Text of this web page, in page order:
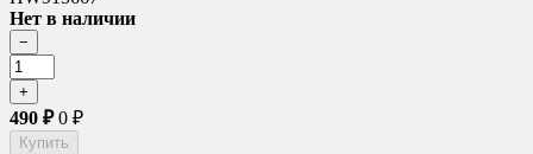
Нет в наличии
490 ₽0 ₽